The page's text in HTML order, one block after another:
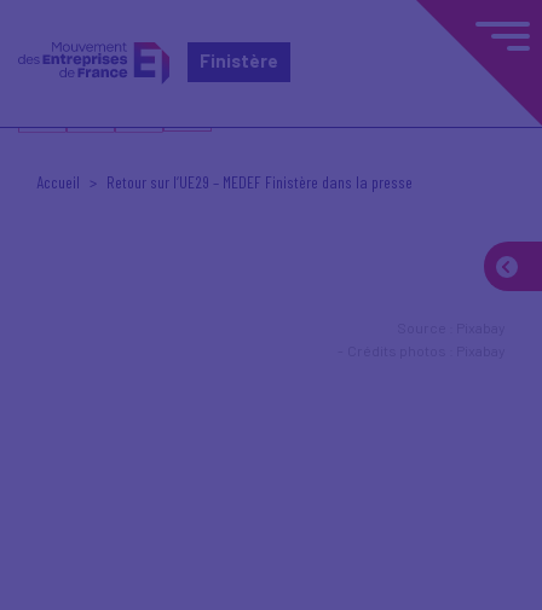
Finistère
Accueil Retour sur l‘UE29 – MEDEF Finistère dans la presse